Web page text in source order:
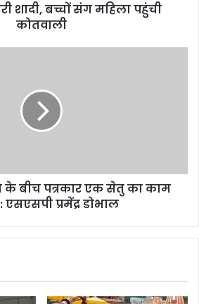
शादी, बच्चों संग महिला पहुंची
कोतवाली
बीच पत्रकार एक सेतु का काम
प्रमेंद्र डोभाल